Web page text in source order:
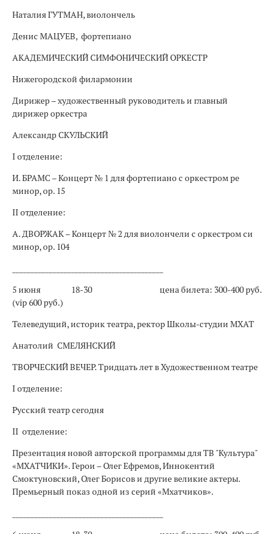
Наталия ГУТМАН, виолончель
Денис МАЦУЕВ, фортепиано
АКАДЕМИЧЕСКИЙ СИМФОНИЧЕСКИЙ ОРКЕСТР
Нижегородской филармонии
Дирижер – художественный руководитель и главный
дирижер оркестра
Александр СКУЛЬСКИЙ
I отделение:
И. БРАМС – Концерт № 1 для фортепиано с оркестром ре
минор, ор. 15
II отделение:
А. ДВОРЖАК – Концерт № 2 для виолончели с оркестром си
минор, ор. 104
5 июня
18-30
цена билета: 300-400 руб.
(vip 600 руб.)
Телеведущий, историк театра, ректор Школы-студии МХАТ
Анатолий СМЕЛЯНСКИЙ
ТВОРЧЕСКИЙ ВЕЧЕР. Тридцать лет в Художественном театре
I отделение:
Русский театр сегодня
II отделение:
Презентация новой авторской программы для ТВ "Культура"
«МХАТЧИКИ». Герои – Олег Ефремов, Иннокентий
Смоктуновский, Олег Борисов и другие великие актеры.
Премьерный показ одной из серий «Мхатчиков».